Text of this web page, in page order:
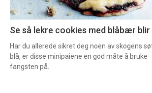
6
Se så lekre cookies med blåbær blir
Har du allerede sikret deg noen av skogens
blå, er disse minipaiene en god måte å bruke
fangsten på.